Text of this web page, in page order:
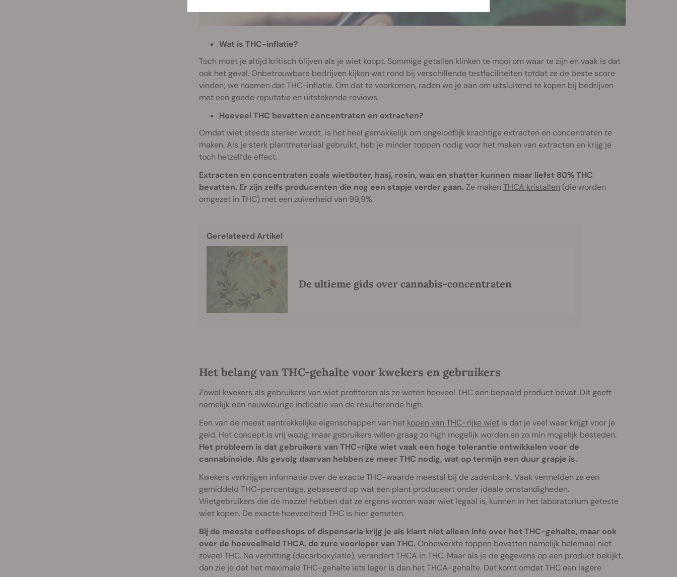
Wat is THC-inflatie?
Toch moet je altijd kritisch blijven als je wiet koopt. Sommige getallen klinken te mooi om waar te zijn en vaak is dat
ook het geval. Onbetrouwbare bedrijven kijken wat rond bij verschillende testfaciliteiten totdat ze de beste score
vinden; we noemen dat THC-inflatie. Om dat te voorkomen, raden we je aan om uitsluitend te kopen bij bedrijven
met een goede reputatie en uitstekende reviews.
Hoeveel THC bevatten concentraten en extracten?
Omdat wiet steeds sterker wordt, is het heel gemakkelijk om ongelooflijk krachtige extracten en concentraten te
maken. Als je sterk plantmateriaal gebruikt, heb je minder toppen nodig voor het maken van extracten en krijg je
toch hetzelfde effect.
Extracten en concentraten zoals wietboter, hasj, rosin, wax en shatter kunnen maar liefst 80% THC
bevatten. Er zijn zelfs producenten die nog een stapje verder gaan. Ze maken THCA kristallen (die worden
omgezet in THC) met een zuiverheid van 99,9%.
Gerelateerd Artikel
De ultieme gids over cannabis-concentraten
Het belang van THC-gehalte voor kwekers en gebruikers
Zowel kwekers als gebruikers van wiet profiteren als ze weten hoeveel THC een bepaald product bevat. Dit geeft
namelijk een nauwkeurige indicatie van de resulterende high.
Een van de meest aantrekkelijke eigenschappen van het kopen van THC-rijke wietis dat je veel waar krijgt voor je
geld. Het concept is vrij wazig, maar gebruikers willen graag zo high mogelijk worden en zo min mogelijk besteden.
Het probleem is dat gebruikers van THC-rijke wiet vaak een hoge tolerantie ontwikkelen voor de
cannabinoïde. Als gevolg daarvan hebben ze meer THC nodig, wat op termijn een duur grapje is.
Kwekers verkrijgen informatie over de exacte THC-waarde meestal bij de zadenbank. Vaak vermelden ze een
gemiddeld THC-percentage, gebaseerd op wat een plant produceert onder ideale omstandigheden.
Wietgebruikers die de mazzel hebben dat ze ergens wonen waar wiet legaal is, kunnen in het laboratorium geteste
wiet kopen. De exacte hoeveelheid THC is hier gemeten.
Bij de meeste coffeeshops of dispensaria krijg je als klant niet alleen info over het THC-gehalte, maar ook
over de hoeveelheid THCA, de zure voorloper van THC. Onbewerkte toppen bevatten namelijk helemaal niet
zoveel THC. Na verhitting (decarboxylatie), verandert THCA in THC. Maar als je de gegevens op een product bekijkt,
dan zie je dat het maximale THC-gehalte iets lager is dan het THCA-gehalte. Dat komt omdat THC een lagere